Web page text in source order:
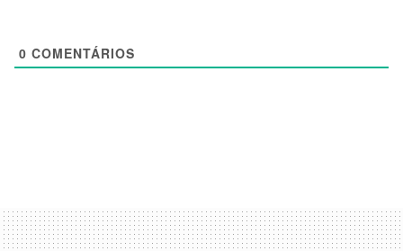
0 COMENTÁRIOS